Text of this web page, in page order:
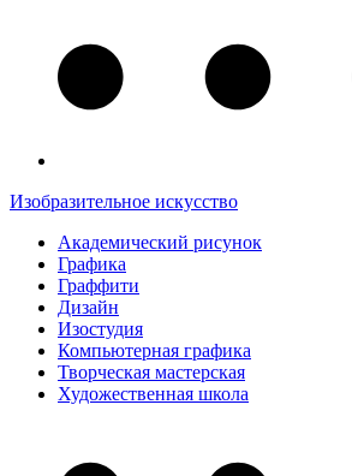
Изобразительное искусство
Академический рисунок
Графика
Граффити
Дизайн
Изостудия
Компьютерная графика
Творческая мастерская
Художественная школа